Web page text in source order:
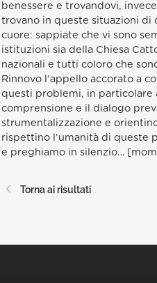
benessere e trovandovi,
trovano in queste situazioni di
cuore: sappiate che vi sono
istituzioni sia della Chiesa
nazionali e tutti coloro che
Rinnovo l’appello accorato a
questi problemi, in particolare
comprensione e il dialogo
strumentalizzazione e
rispettino l’umanità di queste
e preghiamo in silenzio…
Torna ai risultati